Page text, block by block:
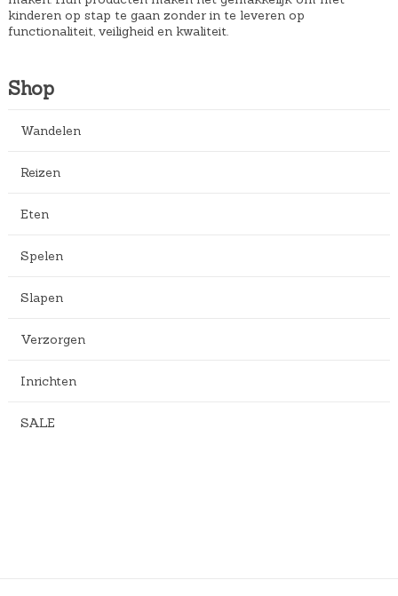
kinderen op stap te gaan zonder in te leveren op
functionaliteit, veiligheid en kwaliteit.
Shop
Wandelen
Reizen
Eten
Spelen
Slapen
Verzorgen
Inrichten
SALE